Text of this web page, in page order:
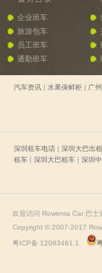
企业班车
旅游包车
员工班车
通勤班车
汽车资讯 | 水果保鲜柜 | 广
深圳租车电话 | 深圳大巴出租
租车 | 深圳大巴租车 | 深圳
欢迎访问 Rowenta Car 巴士
Copyright © 2007-2017
粤ICP备 12083461.1